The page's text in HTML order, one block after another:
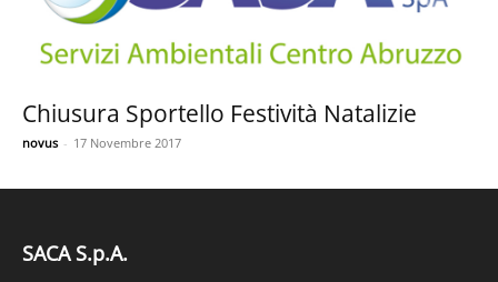
Chiusura Sportello Festività Natalizie
novus - 17 Novembre 2017
SACA S.p.A.